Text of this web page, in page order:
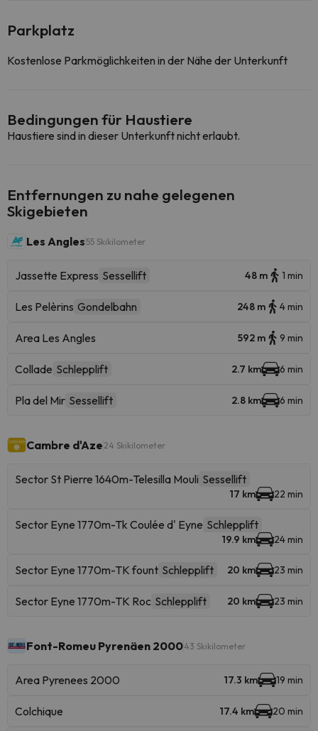
Parkplatz
Kostenlose Parkmöglichkeiten in der Nähe der Unterkunft
Bedingungen für Haustiere
Haustiere sind in dieser Unterkunft nicht erlaubt.
Entfernungen zu nahe gelegenen
Skigebieten
Les Angles 55 Skikilometer
Jassette Express Sessellift 48 m 1 min
Les Pelèrins Gondelbahn 248 m 4 min
Area Les Angles 592 m 9 min
Collade Schlepplift 2.7 km 6 min
Pla del Mir Sessellift 2.8 km 6 min
Cambre d'Aze 24 Skikilometer
Sector St Pierre 1640m-Telesilla Mouli Sessellift
17 km 22 min
Sector Eyne 1770m-Tk Coulée d' Eyne Schlepplift
19.9 km 24 min
Sector Eyne 1770m-TK fount Schlepplift 20 km 23 min
Sector Eyne 1770m-TK Roc Schlepplift 20 km 23 min
Font-Romeu Pyrenäen 200043 Skikilometer
Area Pyrenees 2000 17.3 km 19 min
Colchique 17.4 km 20 min